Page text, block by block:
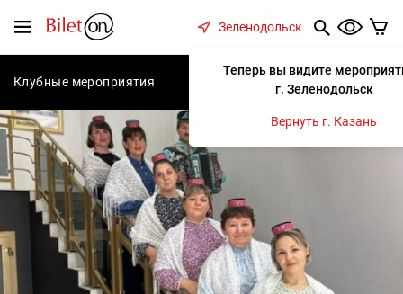
Меню
Зеленодольск
Теперь вы видите
г. Зеленодольск
Вернуть г. Казань
Клубные мероприятия Концерты Спектакли